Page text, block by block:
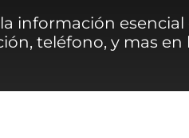
la información
teléfono, y mas